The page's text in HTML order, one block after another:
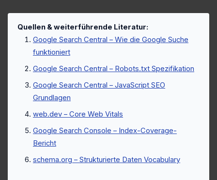
Quellen & weiterführende Literatur:
Google Search Central – Wie die Google Suche
funktioniert
Google Search Central – Robots.txt Spezifikation
Google Search Central – JavaScript SEO
Grundlagen
web.dev – Core Web Vitals
Google Search Console – Index-Coverage-
Bericht
schema.org – Strukturierte Daten Vocabulary